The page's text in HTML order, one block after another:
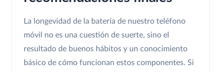
La longevidad de la batería de nuestro teléfono
móvil no es una cuestión de suerte, sino el
resultado de buenos hábitos y un conocimiento
básico de cómo funcionan estos componentes. Si